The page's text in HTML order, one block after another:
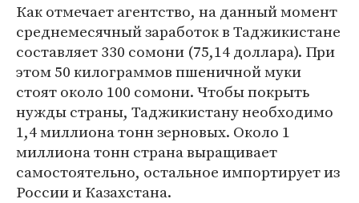
Как отмечает агентство, на данный момент
среднемесячный заработок в Таджикистане
составляет 330 сомони (75,14 доллара). При
этом 50 килограммов пшеничной муки
стоят около 100 сомони. Чтобы покрыть
нужды страны, Таджикистану необходимо
1,4 миллиона тонн зерновых. Около 1
миллиона тонн страна выращивает
самостоятельно, остальное импортирует из
России и Казахстана.